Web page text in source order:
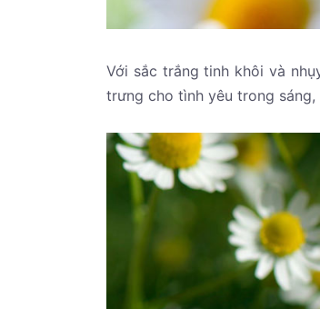
Với sắc trắng tinh khôi và
trưng cho tình yêu trong